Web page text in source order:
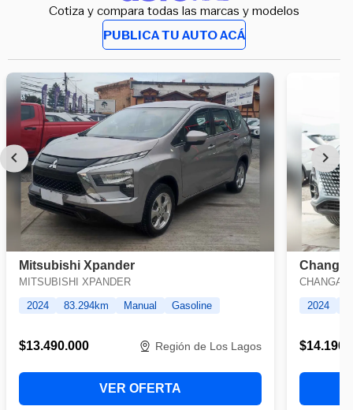
Cotiza y compara todas las marcas y modelos
PUBLICA TU AUTO ACÁ